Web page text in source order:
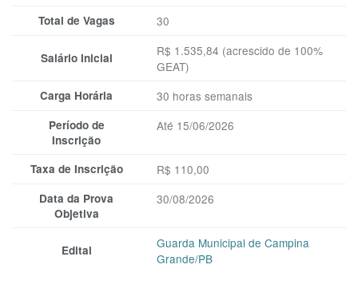
Total de Vagas 30
Salário Inicial
R$ 1.535,84 (acrescido de 100%
GEAT)
Carga Horária 30 horas semanais
Período de
Inscrição
Até 15/06/2026
Taxa de Inscrição R$ 110,00
Data da Prova
Objetiva
30/08/2026
Edital
Guarda Municipal de Campina
Grande/PB